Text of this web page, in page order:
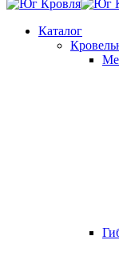
Каталог